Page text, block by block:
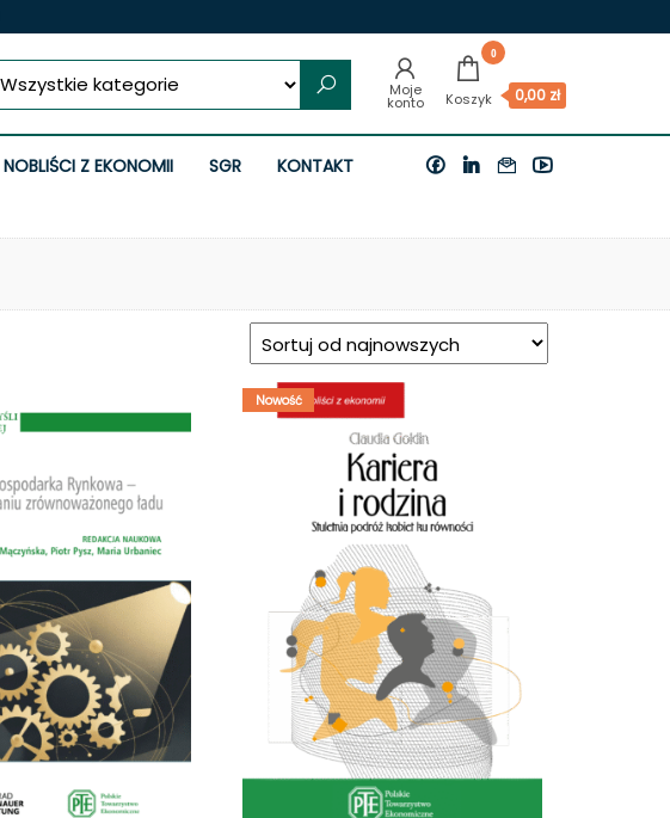
0
0,00 zł
NOBLIŚCI Z EKONOMII SGR KONTAKT
Nowość